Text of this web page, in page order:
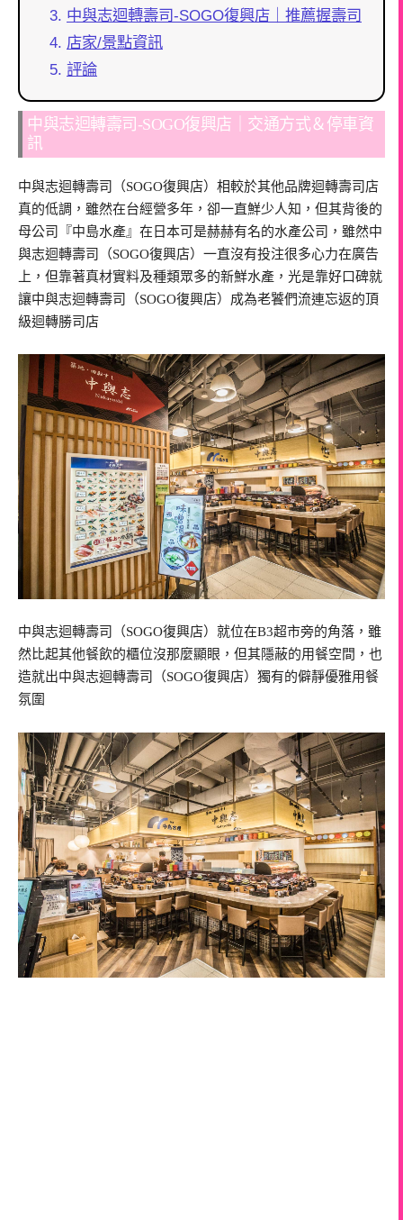
中與志迴轉壽司-SOGO復興店｜推薦握壽司
店家/景點資訊
評論
中與志迴轉壽司-SOGO復興店｜交通方式＆停車資
訊
中與志迴轉壽司（SOGO復興店）相較於其他品牌迴轉壽司店
真的低調，雖然在台經營多年，卻一直鮮少人知，但其背後的
母公司『中島水產』在日本可是赫赫有名的水產公司，雖然中
與志迴轉壽司（SOGO復興店）一直沒有投注很多心力在廣告
上，但靠著真材實料及種類眾多的新鮮水產，光是靠好口碑就
讓中與志迴轉壽司（SOGO復興店）成為老饕們流連忘返的頂
級迴轉勝司店
中與志迴轉壽司（SOGO復興店）就位在B3超市旁的角落，雖
然比起其他餐飲的櫃位沒那麼顯眼，但其隱蔽的用餐空間，也
造就出中與志迴轉壽司（SOGO復興店）獨有的僻靜優雅用餐
氛圍